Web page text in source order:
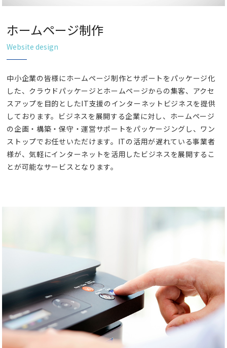
ホームページ制作
Website design
中小企業の皆様にホームページ制作とサポートをパッケージ化
した、クラウドパッケージとホームページからの集客、アクセ
スアップを目的としたIT支援のインターネットビジネスを提供
しております。ビジネスを展開する企業に対し、ホームページ
の企画・構築・保守・運営サポートをパッケージングし、ワン
ストップでお任せいただけます。ITの活用が遅れている事業者
様が、気軽にインターネットを活用したビジネスを展開するこ
とが可能なサービスとなります。